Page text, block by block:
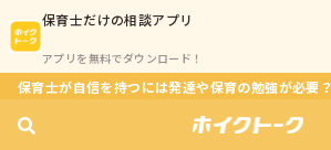
保育士だけの相談アプリ
アプリを無料でダウンロード！
保育士が自信を持つには発達や保育の勉強が必要？